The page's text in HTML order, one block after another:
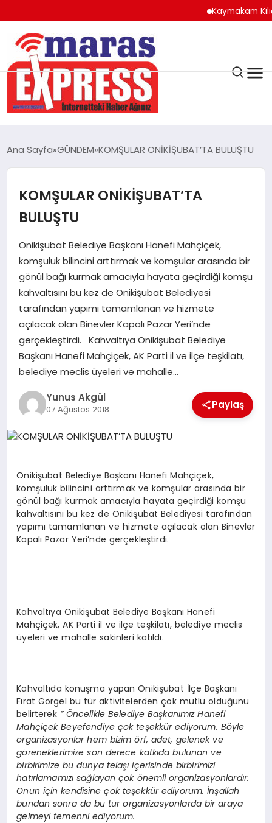
Kaymakam
K.MARAŞ
AFŞİN
BİZE ULAŞIN
GÖKSUN
TÜRKOĞLU
PAZARCIK
KÜNYE
Ana Sayfa GÜNDEM KOMŞULAR ONİKİŞUBAT’TA BULUŞTU
KOMŞULAR ONİKİŞUBAT’TA
BULUŞTU
Onikişubat Belediye Başkanı Hanefi Mahçiçek,
komşuluk bilincini arttırmak ve komşular arasında bir
gönül bağı kurmak amacıyla hayata geçirdiği komşu
kahvaltısını bu kez de Onikişubat Belediyesi
tarafından yapımı tamamlanan ve hizmete
açılacak olan Binevler Kapalı Pazar Yeri’nde
gerçekleştirdi. Kahvaltıya Onikişubat Belediye
Başkanı Hanefi Mahçiçek, AK Parti il ve ilçe teşkilatı,
belediye meclis üyeleri ve mahalle…
Yunus Akgül
07 Ağustos 2018 Paylaş
Onikişubat Belediye Başkanı Hanefi Mahçiçek,
komşuluk bilincini arttırmak ve komşular arasında bir
gönül bağı kurmak amacıyla hayata geçirdiği komşu
kahvaltısını bu kez de Onikişubat Belediyesi tarafından
yapımı tamamlanan ve hizmete açılacak olan Binevler
Kapalı Pazar Yeri’nde gerçekleştirdi.
Kahvaltıya Onikişubat Belediye Başkanı Hanefi
Mahçiçek, AK Parti il ve ilçe teşkilatı, belediye meclis
üyeleri ve mahalle sakinleri katıldı.
Kahvaltıda konuşma yapan Onikişubat İlçe Başkanı
Fırat Görgel bu tür aktivitelerden çok mutlu olduğunu
belirterek” Öncelikle Belediye Başkanımız Hanefi
Mahçiçek Beyefendiye çok teşekkür ediyorum. Böyle
organizasyonlar hem bizim örf, adet, gelenek ve
göreneklerimize son derece katkıda bulunan ve
birbirimize bu dünya telaşı içerisinde birbirimizi
hatırlamamızı sağlayan çok önemli organizasyonlardır.
Onun için kendisine çok teşekkür ediyorum. İnşallah
bundan sonra da bu tür organizasyonlarda bir araya
gelmeyi temenni ediyorum.